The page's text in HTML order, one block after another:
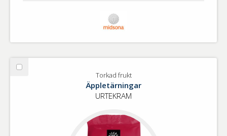
Välj
Torkad frukt
Äppletärningar
URTEKRAM